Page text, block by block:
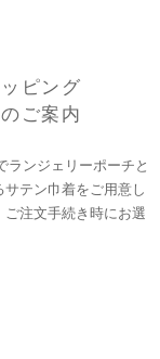
ピング
ご案内
ランジェリーポーチと
サテン巾着をご用意し
注文手続き時にお選